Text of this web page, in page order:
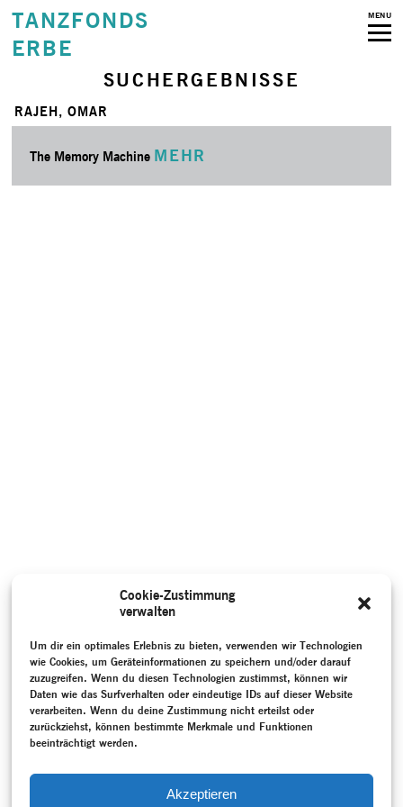
Cookie-Zustimmung
verwalten
Um dir ein optimales Erlebnis zu bieten, verwenden wir Technologien
wie Cookies, um Geräteinformationen zu speichern und/oder darauf
zuzugreifen. Wenn du diesen Technologien zustimmst, können wir
Daten wie das Surfverhalten oder eindeutige IDs auf dieser Website
verarbeiten. Wenn du deine Zustimmung nicht erteilst oder
zurückziehst, können bestimmte Merkmale und Funktionen
beeinträchtigt werden.
Akzeptieren
TANZFONDS
ERBE
MENU
SUCHERGEBNISSE
RAJEH, OMAR
The Memory Machine MEHR